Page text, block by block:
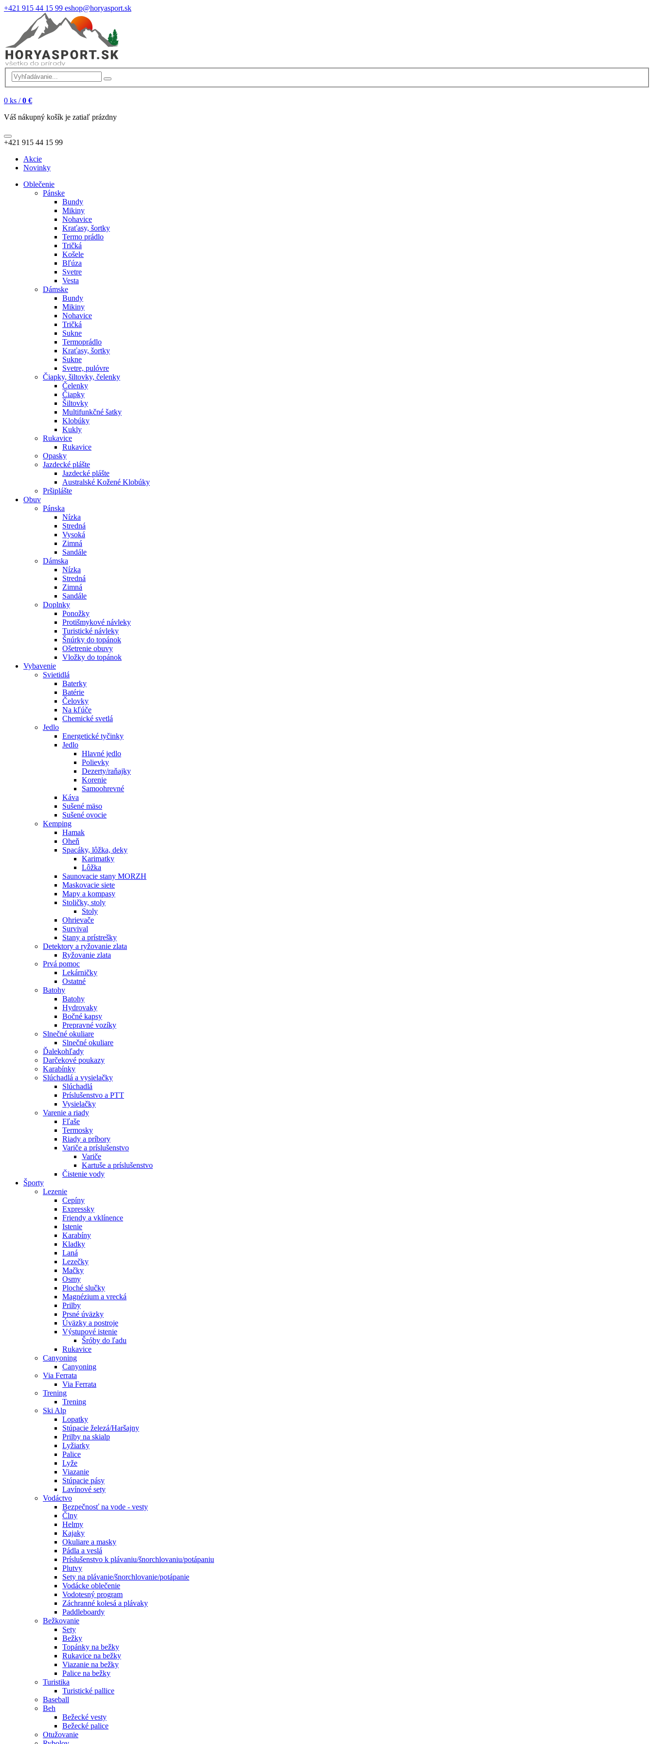
+421 915 44 15 99 eshop@horyasport.sk
0 ks / 0 €
Váš nákupný košík je zatiaľ prázdny
+421 915 44 15 99
Akcie
Novinky
Oblečenie
Pánske
Bundy
Mikiny
Nohavice
Kraťasy, šortky
Termo prádlo
Tričká
Košele
Bľúza
Svetre
Vesta
Dámske
Bundy
Mikiny
Nohavice
Tričká
Sukne
Termoprádlo
Kraťasy, šortky
Sukne
Svetre, pulóvre
Čiapky, šiltovky, čelenky
Čelenky
Čiapky
Šiltovky
Multifunkčné šatky
Klobúky
Kukly
Rukavice
Rukavice
Opasky
Jazdecké plášte
Jazdecké plášte
Australské Kožené Klobúky
Pršiplášte
Obuv
Pánska
Nízka
Stredná
Vysoká
Zimná
Sandále
Dámska
Nízka
Stredná
Zimná
Sandále
Doplnky
Ponožky
Protišmykové návleky
Turistické návleky
Šnúrky do topánok
Ošetrenie obuvy
Vložky do topánok
Vybavenie
Svietidlá
Baterky
Batérie
Čelovky
Na kľúče
Chemické svetlá
Jedlo
Energetické tyčinky
Jedlo
Hlavné jedlo
Polievky
Dezerty/raňajky
Korenie
Samoohrevné
Káva
Sušené mäso
Sušené ovocie
Kemping
Hamak
Oheň
Spacáky, lôžka, deky
Karimatky
Lôžka
Saunovacie stany MORZH
Maskovacie siete
Mapy a kompasy
Stoličky, stoly
Stoly
Ohrievače
Survival
Stany a prístrešky
Detektory a ryžovanie zlata
Ryžovanie zlata
Prvá pomoc
Lekárničky
Ostatné
Batohy
Batohy
Hydrovaky
Bočné kapsy
Prepravné vozíky
Slnečné okuliare
Slnečné okuliare
Ďalekohľady
Darčekové poukazy
Karabínky
Slúchadlá a vysielačky
Slúchadlá
Príslušenstvo a PTT
Vysielačky
Varenie a riady
Fľaše
Termosky
Riady a príbory
Variče a príslušenstvo
Variče
Kartuše a príslušenstvo
Čistenie vody
Športy
Lezenie
Cepíny
Expressky
Friendy a vklínence
Istenie
Karabíny
Kladky
Laná
Lezečky
Mačky
Osmy
Ploché slučky
Magnézium a vrecká
Prilby
Prsné úväzky
Úväzky a postroje
Výstupové istenie
Šróby do ľadu
Rukavice
Canyoning
Canyoning
Via Ferrata
Via Ferrata
Trening
Trening
Ski Alp
Lopatky
Stúpacie železá/Haršajny
Prilby na skialp
Lyžiarky
Palice
Lyže
Viazanie
Stúpacie pásy
Lavínové sety
Vodáctvo
Bezpečnosť na vode - vesty
Člny
Helmy
Kajaky
Okuliare a masky
Pádla a veslá
Príslušenstvo k plávaniu/šnorchlovaniu/potápaniu
Plutvy
Sety na plávanie/šnorchlovanie/potápanie
Vodácke oblečenie
Vodotesný program
Záchranné kolesá a plávaky
Paddleboardy
Bežkovanie
Sety
Bežky
Topánky na bežky
Rukavice na bežky
Viazanie na bežky
Palice na bežky
Turistika
Turistické pallice
Baseball
Beh
Bežecké vesty
Bežecké palice
Otužovanie